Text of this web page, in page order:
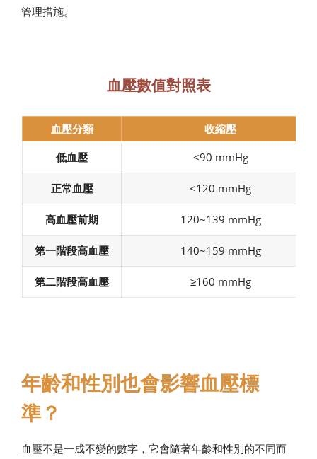
管理措施。
血壓數值對照表
血壓分類
收縮壓
低血壓
<90 mmHg
正常血壓 <120 mmHg
高血壓前期 120~139 mmHg
第一階段高血壓 140~159 mmHg
第二階段高血壓 ≥160 mmHg
年齡和性別也會影響血壓標
準？
血壓不是一成不變的數字，它會隨著年齡和性別的不同而